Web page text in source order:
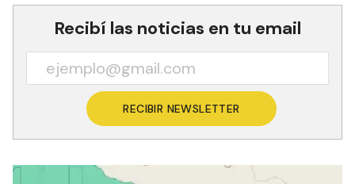
Recibí las noticias en tu email
RECIBIR NEWSLETTER